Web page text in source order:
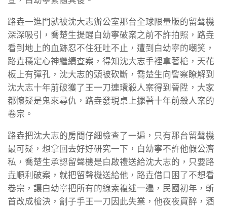
路垚一進門就被沈大志辦公室那台全球限量版的留聲機
深深吸引，喬楚生提醒白幼寧破案之前不許拍照，路垚
看到地上的血跡忍不住狂吐不止，遭到白幼寧的嘲笑，
路垚穩定心神繼續查案，得知沈大志手裡拿著槍，天花
板上有彈孔，沈大志的頭被砍斷，喬楚生向警察瞭解到
沈大志十年前破獲了王一刀連環殺人案得到晉陞，大家
都懷疑是鬼來尋仇，路垚發現桌上擺著十年前殺人案的
卷宗。
路垚把沈大志的房間仔細檢查了一遍，只有那台留聲機
最可疑，想拿回去好好研究一下，白幼寧不許他假公濟
私，喬楚生承認留聲機是白啟禮送給沈大志的，只要路
垚順利破案，就把留聲機送給他，路垚借口困了不想看
卷宗，讓白幼寧把所有的線索複述一遍，民國初年，斬
首改成槍決，劊子手王一刀因此失業，他夜夜買醉，酒